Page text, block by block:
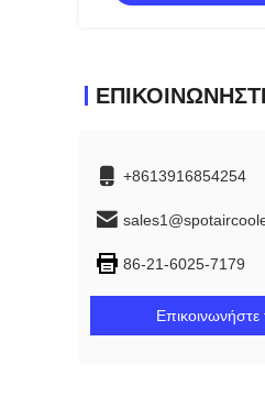
+8613916854254
86-21-6025-7179